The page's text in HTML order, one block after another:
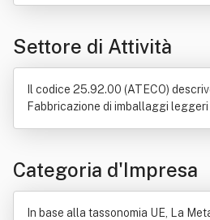
Industria alimentare
Bene
Settore di Attività
Il codice 25.92.00 (ATECO)
Fabbricazione di imballaggi
Categoria d'Impresa
In base alla tassonomia UE, La